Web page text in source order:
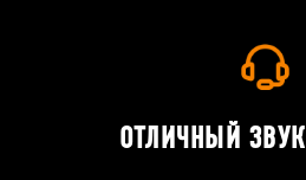
ОТЛИЧНЫЙ